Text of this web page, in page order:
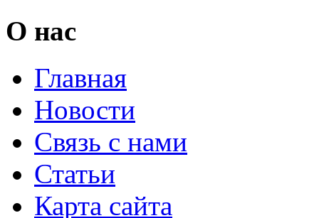
О нас
Главная
Новости
Связь с нами
Статьи
Карта сайта